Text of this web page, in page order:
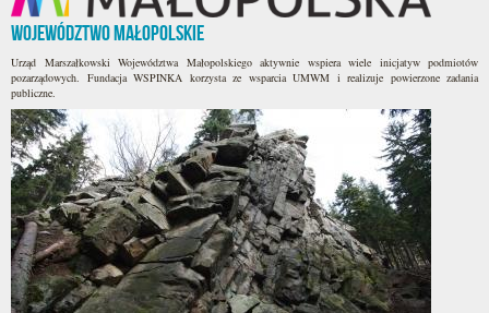
Województwo Małopolskie
Urząd Marszałkowski Województwa Małopolskiego aktywnie wspiera wiele inicjatyw podmiotów
pozarządowych. Fundacja WSPINKA korzysta ze wsparcia UMWM i realizuje powierzone zadania
publiczne.